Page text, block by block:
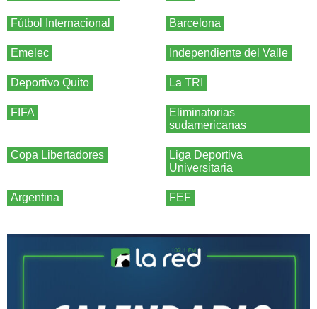
Fútbol Internacional Barcelona
Emelec Independiente del Valle
Deportivo Quito La TRI
FIFA
Eliminatorias
sudamericanas
Copa Libertadores
Liga Deportiva
Universitaria
Argentina FEF